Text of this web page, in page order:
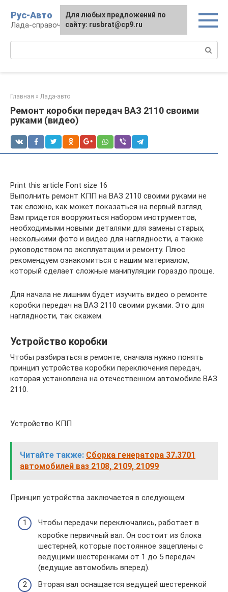
контенту
Рус-Авто
Лада-справочник
Главная » Лада-авто
Ремонт коробки передач ВАЗ 2110 своими
руками (видео)
Print this article Font size 16
Выполнить ремонт КПП на ВАЗ 2110 своими руками не
так сложно, как может показаться на первый взгляд.
Вам придется вооружиться набором инструментов,
необходимыми новыми деталями для замены старых,
несколькими фото и видео для наглядности, а также
руководством по эксплуатации и ремонту. Плюс
рекомендуем ознакомиться с нашим материалом,
который сделает сложные манипуляции гораздо проще.
Для начала не лишним будет изучить видео о ремонте
коробки передач на ВАЗ 2110 своими руками. Это для
наглядности, так скажем.
Устройство коробки
Чтобы разбираться в ремонте, сначала нужно понять
принцип устройства коробки переключения передач,
которая установлена на отечественном автомобиле ВАЗ
2110.
Устройство КПП
Читайте также: Сборка генератора 37.3701
автомобилей ваз 2108, 2109, 21099
Принцип устройства заключается в следующем:
Чтобы передачи переключались, работает в
коробке первичный вал. Он состоит из блока
шестерней, которые постоянное зацеплены с
ведущими шестеренками от 1 до 5 передач
(ведущие автомобиль вперед).
Вторая вал оснащается ведущей шестеренкой
Для любых предложений по
сайту: rusbrat@cp9.ru